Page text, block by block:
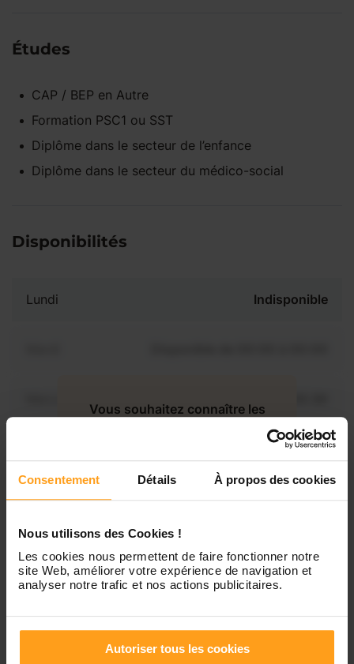
Consentement Détails À propos des cookies
Nous utilisons des Cookies !
Les cookies nous permettent de faire fonctionner notre
site Web, améliorer votre expérience de navigation et
analyser notre trafic et nos actions publicitaires.
Autoriser tous les cookies
Études
CAP / BEP en Autre
Formation PSC1 ou SST
Diplôme dans le secteur de l’enfance
Diplôme dans le secteur du médico-social
Disponibilités
Lundi Indisponible
Disponible de 00:00 à 00:00
Vendredi
Samedi Disponible de 00:00 à 00:00
Vous souhaitez connaître les
Contactez-nous